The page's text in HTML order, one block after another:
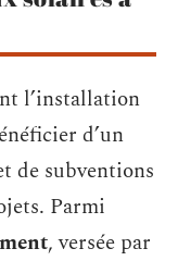
l’installation
d’un
de subventions
Parmi
, versée par